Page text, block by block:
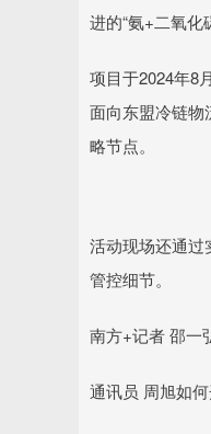
进的“氨+二氧化
项目于2024年8
面向东盟冷链物
略节点。
活动现场还通过
管控细节。
南方+记者 邵一
通讯员 周旭如